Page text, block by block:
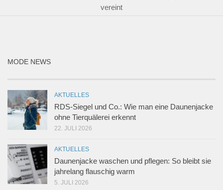
vereint
MODE NEWS
AKTUELLES
RDS-Siegel und Co.: Wie man eine Daunenjacke
ohne Tierquälerei erkennt
22. JULI 2026
AKTUELLES
Daunenjacke waschen und pflegen: So bleibt sie
jahrelang flauschig warm
5. JULI 2026